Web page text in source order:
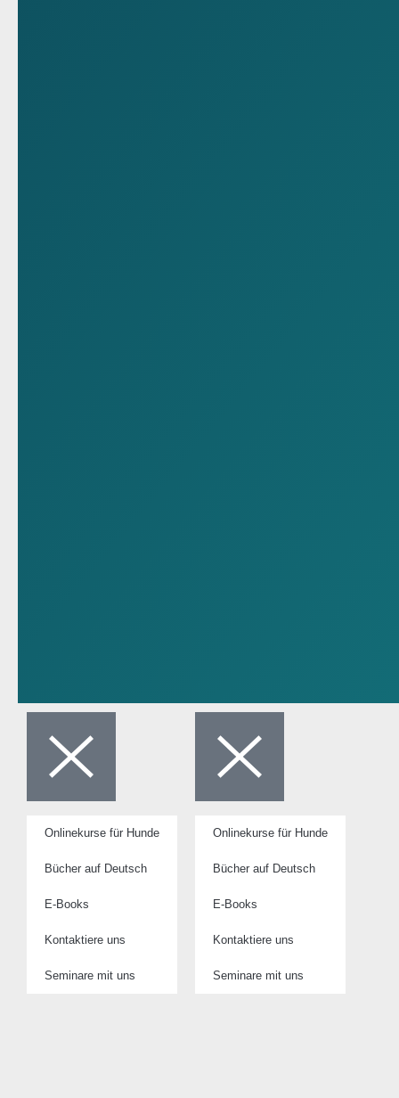
Onlinekurse für Hunde
Bücher auf Deutsch
E-Books
Kontaktiere uns
Seminare mit uns
Onlinekurse für Hunde
Bücher auf Deutsch
E-Books
Kontaktiere uns
Seminare mit uns